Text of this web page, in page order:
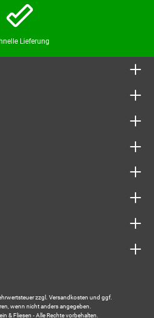
Lieferung
zzgl. Versandkosten und ggf.
wenn nicht anders angegeben.
& Fliesen - Alle Rechte vorbehalten.